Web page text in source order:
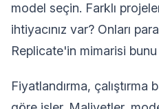
model seçin. Farklı
ihtiyacınız var? Onları
Replicate'in mimarisi
Fiyatlandırma, çalıştırma